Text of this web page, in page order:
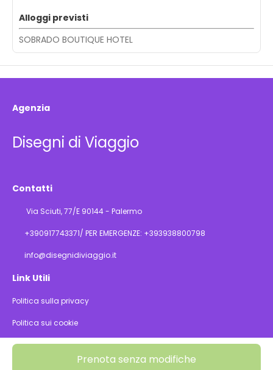
Prenota senza modifiche
Alloggi previsti
SOBRADO BOUTIQUE HOTEL
Agenzia
Disegni di Viaggio
Contatti
Via Sciuti, 77/E 90144 - Palermo
+390917743371/ PER EMERGENZE: +393938800798
info@disegnidiviaggio.it
Link Utili
Politica sulla privacy
Politica sui cookie
@ Copyright 2026